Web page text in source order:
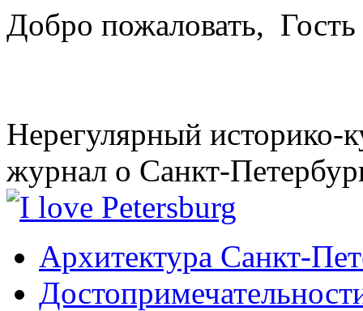
Добро пожаловать, Гость
Нерегулярный историко-
журнал о Санкт-
Архитектура Санкт-